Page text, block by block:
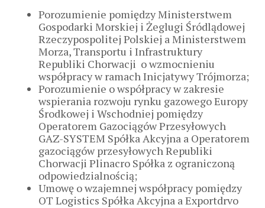
Porozumienie pomiędzy Ministerstwem
Gospodarki Morskiej i Żeglugi Śródlądowej
Rzeczypospolitej Polskiej a Ministerstwem
Morza, Transportu i Infrastruktury
Republiki Chorwacji o wzmocnieniu
współpracy w ramach Inicjatywy Trójmorza;
Porozumienie o współpracy w zakresie
wspierania rozwoju rynku gazowego Europy
Środkowej i Wschodniej pomiędzy
Operatorem Gazociągów Przesyłowych
GAZ-SYSTEM Spółka Akcyjna a Operatorem
gazociągów przesyłowych Republiki
Chorwacji Plinacro Spółka z ograniczoną
odpowiedzialnością;
Umowę o wzajemnej współpracy pomiędzy
OT Logistics Spółka Akcyjna a Exportdrvo